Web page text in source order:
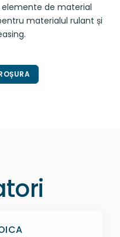
de material
materialul rulant și